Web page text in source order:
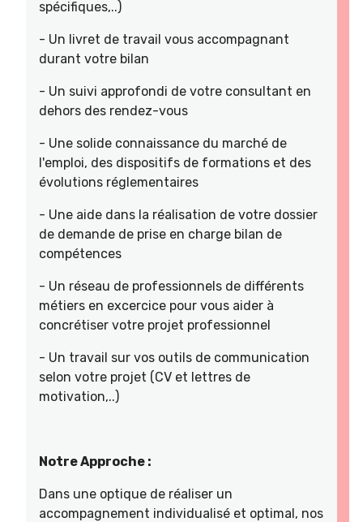
spécifiques,..)
- Un livret de travail vous accompagnant
durant votre bilan
- Un suivi approfondi de votre consultant en
dehors des rendez-vous
- Une solide connaissance du marché de
l'emploi, des dispositifs de formations et des
évolutions réglementaires
- Une aide dans la réalisation de votre dossier
de demande de prise en charge bilan de
compétences
- Un réseau de professionnels de différents
métiers en excercice pour vous aider à
concrétiser votre projet professionnel
- Un travail sur vos outils de communication
selon votre projet (CV et lettres de
motivation,..)
Notre Approche :
Dans une optique de réaliser un
accompagnement individualisé et optimal, nos